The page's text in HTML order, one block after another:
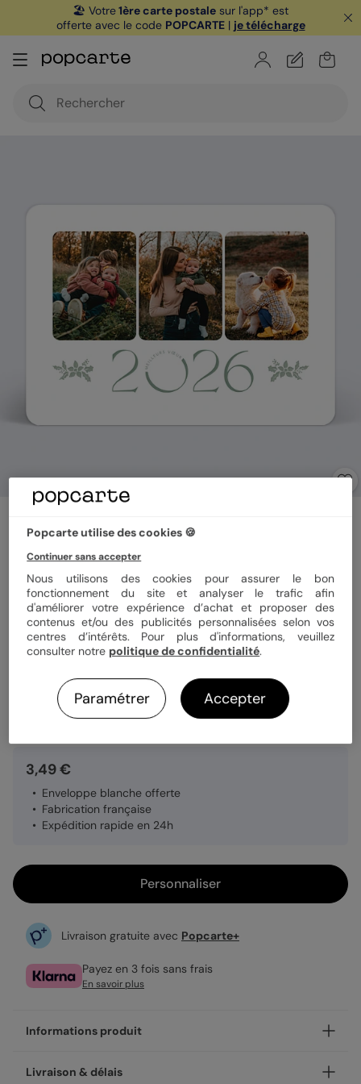
🏖️ Votre1ère carte postale sur l'app* est
offerte avec le code POPCARTE| je télécharge
Frivolité
Format 12x17 cm
Papier Papier Satiné
Quantité 1 carte
3,49 €
Enveloppe blanche offerte
Fabrication française
Expédition rapide en 24h
Personnaliser
Livraison gratuite avec Popcarte+
Payez en 3 fois sans frais
En savoir plus
Informations produit
Personnalisez votre carte de voeux particuliers Frivolité,
Livraison & délais
Popcarte utilise des cookies 🍪
Continuer sans accepter
Nous utilisons des cookies pour assurer le bon
fonctionnement du site et analyser le trafic afin
d'améliorer votre expérience d’achat et proposer des
contenus et/ou des publicités personnalisées selon vos
centres d’intérêts. Pour plus d'informations, veuillez
consulter notre politique de confidentialité.
Paramétrer Accepter